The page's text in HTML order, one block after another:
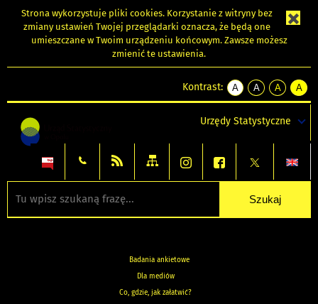
Strona wykorzystuje pliki cookies. Korzystanie z witryny bez
zmiany ustawień Twojej przeglądarki oznacza, że będą one
umieszczane w Twoim urządzeniu końcowym. Zawsze możesz
zmienić te ustawienia.
Kontrast:
A
kontrast
A
kontrast
tekst
czarnym
A
kontrast
tekst
czarnym
A
tekst
żółtym
Urzędy Statystyczne
Badania ankietowe
Dla mediów
Co, gdzie, jak załatwić?